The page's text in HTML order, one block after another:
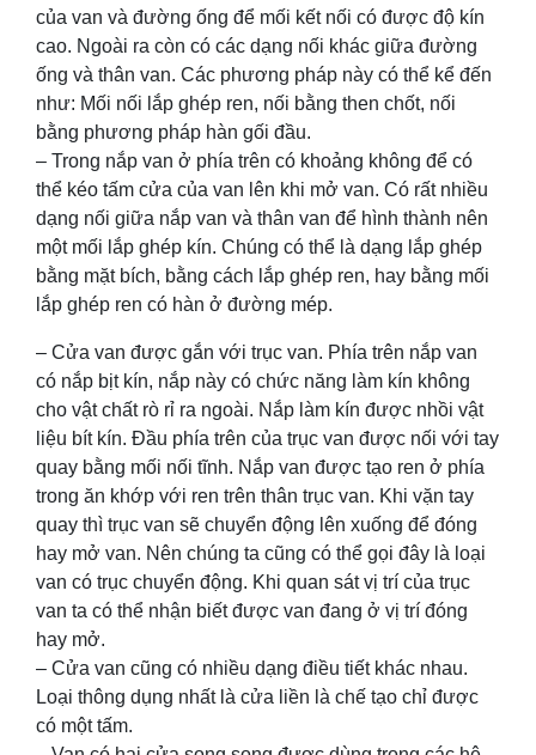
của van và đường ống để mối kết nối có được độ kín
cao. Ngoài ra còn có các dạng nối khác giữa đường
ống và thân van. Các phương pháp này có thể kể đến
như: Mối nối lắp ghép ren, nối bằng then chốt, nối
bằng phương pháp hàn gối đầu.
– Trong nắp van ở phía trên có khoảng không để có
thể kéo tấm cửa của van lên khi mở van. Có rất nhiều
dạng nối giữa nắp van và thân van để hình thành nên
một mối lắp ghép kín. Chúng có thể là dạng lắp ghép
bằng mặt bích, bằng cách lắp ghép ren, hay bằng mối
lắp ghép ren có hàn ở đường mép.
– Cửa van được gắn với trục van. Phía trên nắp van
có nắp bịt kín, nắp này có chức năng làm kín không
cho vật chất rò rỉ ra ngoài. Nắp làm kín được nhồi vật
liệu bít kín. Đầu phía trên của trục van được nối với tay
quay bằng mối nối tĩnh. Nắp van được tạo ren ở phía
trong ăn khớp với ren trên thân trục van. Khi vặn tay
quay thì trục van sẽ chuyển động lên xuống để đóng
hay mở van. Nên chúng ta cũng có thể gọi đây là loại
van có trục chuyển động. Khi quan sát vị trí của trục
van ta có thể nhận biết được van đang ở vị trí đóng
hay mở.
– Cửa van cũng có nhiều dạng điều tiết khác nhau.
Loại thông dụng nhất là cửa liền là chế tạo chỉ được
có một tấm.